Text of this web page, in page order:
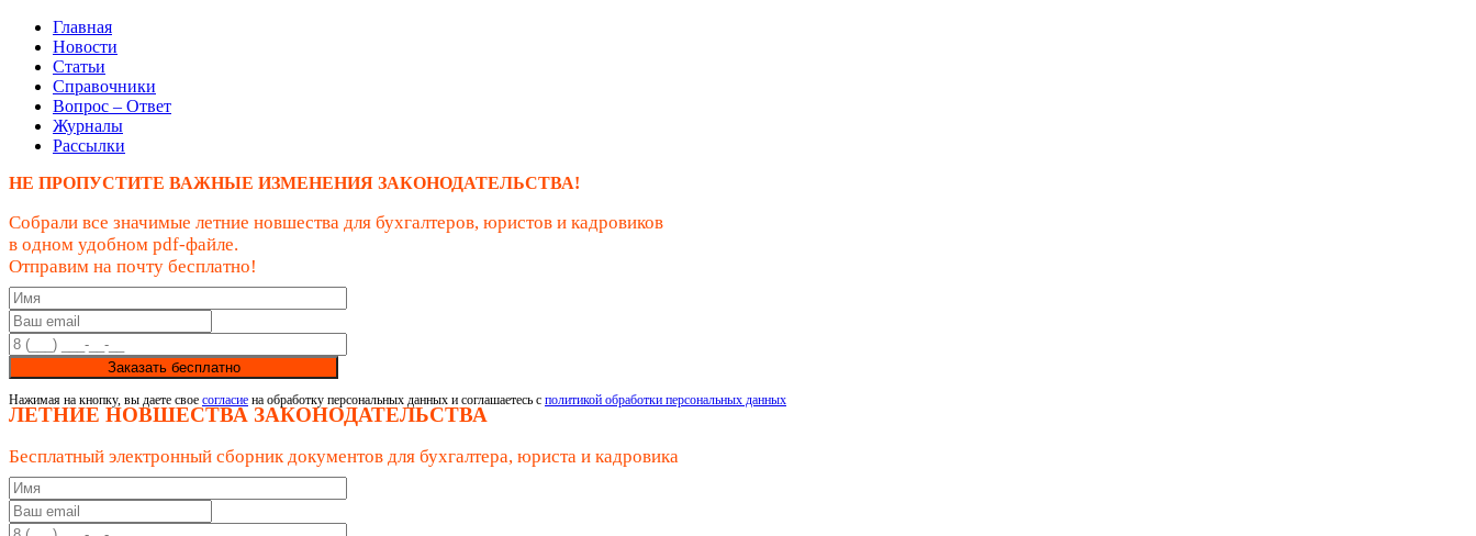
Главная
Новости
Статьи
Справочники
Вопрос – Ответ
Журналы
Рассылки
НЕ ПРОПУСТИТЕ ВАЖНЫЕ ИЗМЕНЕНИЯ ЗАКОНОДАТЕЛЬСТВА!
Собрали все значимые летние новшества для бухгалтеров, юристов и кадровиков
в одном удобном pdf-файле.
Отправим на почту бесплатно!
Заказать бесплатно
Нажимая на кнопку, вы даете свое согласие на обработку персональных данных и соглашаетесь с политикой обработки персональных данных
ЛЕТНИЕ НОВШЕСТВА ЗАКОНОДАТЕЛЬСТВА
Бесплатный электронный сборник документов для бухгалтера, юриста и кадровика